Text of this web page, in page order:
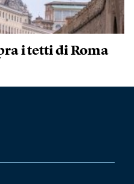
i tetti di Roma